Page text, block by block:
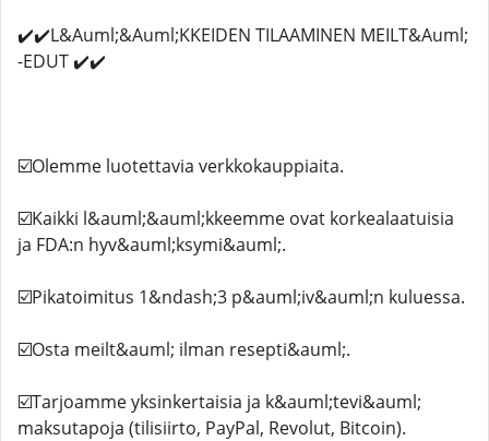
✔️✔️L&Auml;&Auml;KKEIDEN TILAAMINEN MEILT&Auml;
-EDUT ✔️✔️
☑️Olemme luotettavia verkkokauppiaita.
☑️Kaikki l&auml;&auml;kkeemme ovat korkealaatuisia
ja FDA:n hyv&auml;ksymi&auml;.
☑️Pikatoimitus 1&ndash;3 p&auml;iv&auml;n kuluessa.
☑️Osta meilt&auml; ilman resepti&auml;.
☑️Tarjoamme yksinkertaisia ​​ja k&auml;tevi&auml;
maksutapoja (tilisiirto, PayPal, Revolut, Bitcoin).